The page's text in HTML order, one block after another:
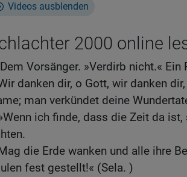
Videos ausblenden
2000 online
Dem Vorsänger. »Verdirb nicht.«
danken dir, o Gott, wir danken
man verkündet deine
ich finde, dass die Zeit da
die Erde wanken und alle ihre
fest gestellt!« (Sela. )